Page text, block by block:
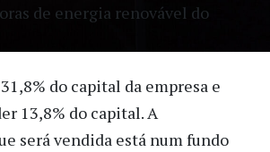
de energia renovável do
do capital da empresa e
13,8% do capital. A
será vendida está num fundo